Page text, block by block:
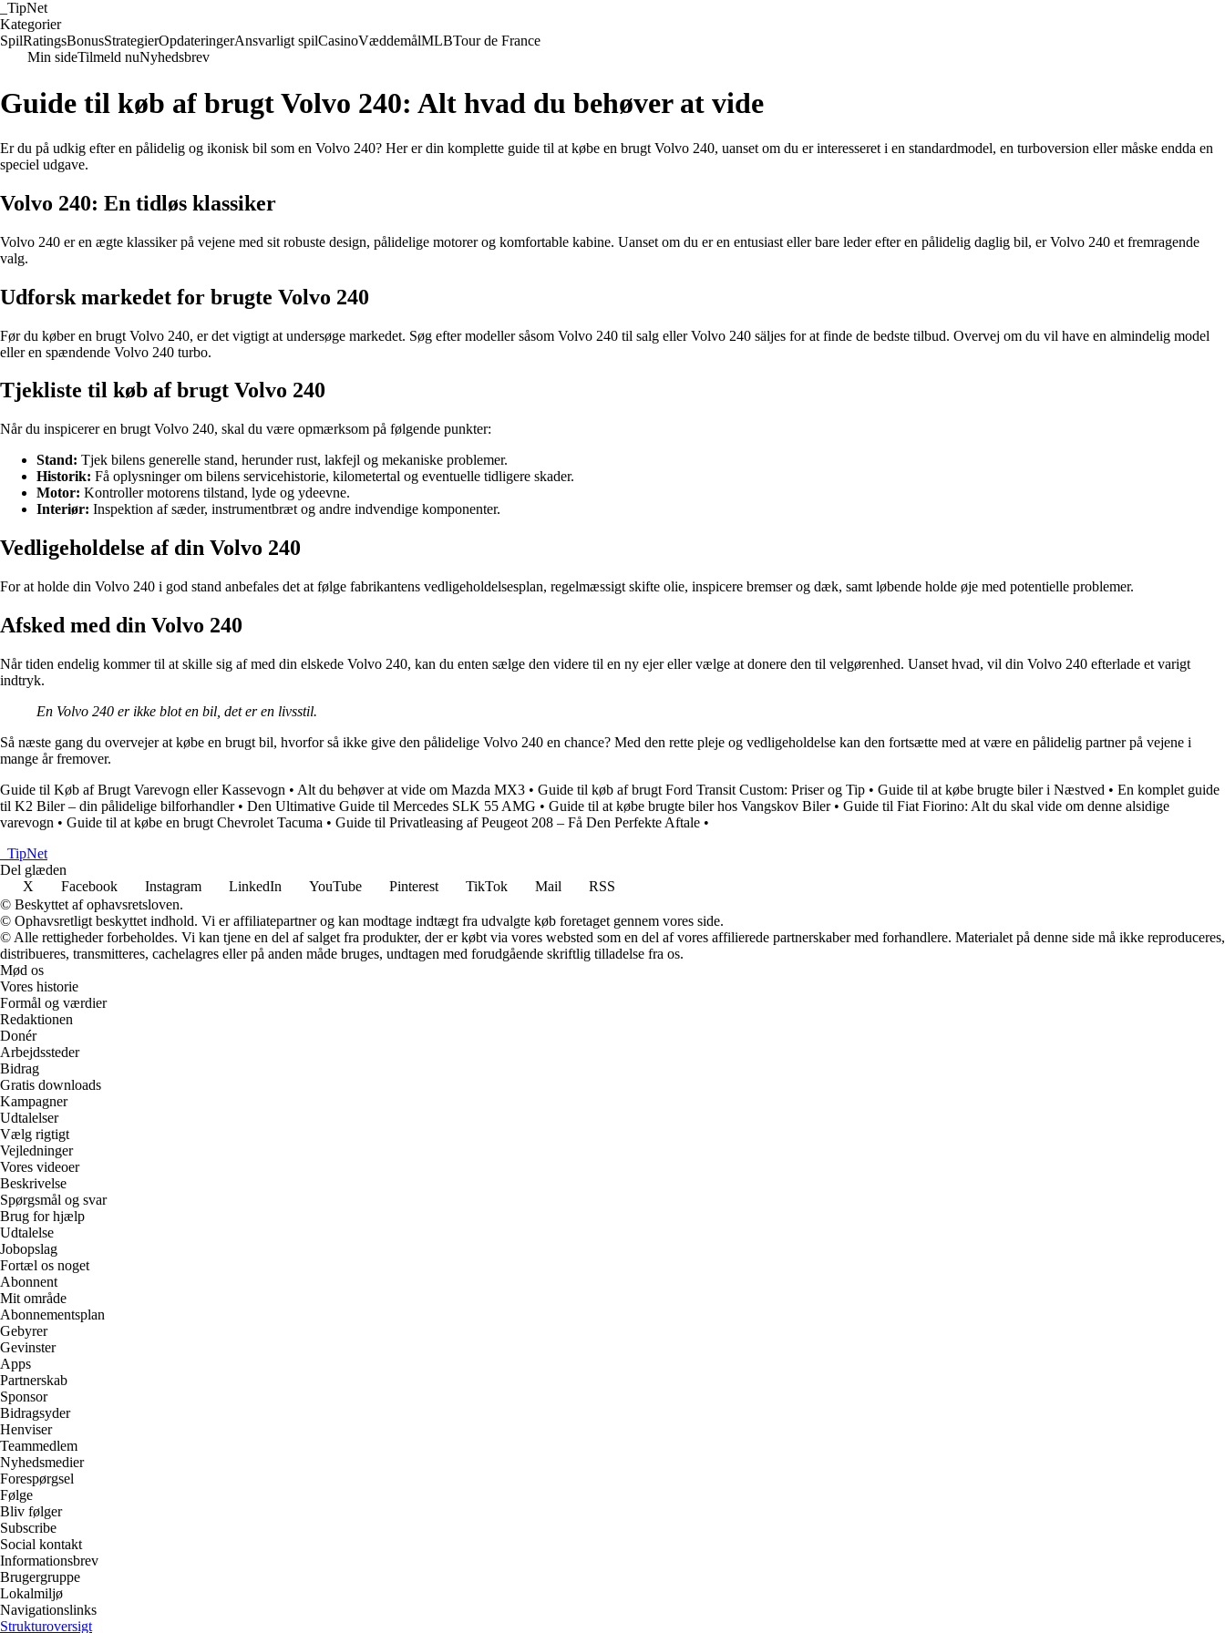
TipNet
Kategorier
SpilRatingsBonusStrategierOpdateringerAnsvarligt spilCasinoVæddemålMLBTour de France
Min sideTilmeld nuNyhedsbrev
Guide til køb af brugt Volvo 240: Alt hvad du behøver at vide
Er du på udkig efter en pålidelig og ikonisk bil som en Volvo 240? Her er din komplette guide til at købe en brugt Volvo 240, uanset om du er interesseret i en standardmodel, en turboversion eller måske endda en
speciel udgave.
Volvo 240: En tidløs klassiker
Volvo 240 er en ægte klassiker på vejene med sit robuste design, pålidelige motorer og komfortable kabine. Uanset om du er en entusiast eller bare leder efter en pålidelig daglig bil, er Volvo 240 et fremragende
valg.
Udforsk markedet for brugte Volvo 240
Før du køber en brugt Volvo 240, er det vigtigt at undersøge markedet. Søg efter modeller såsom Volvo 240 til salg eller Volvo 240 säljes for at finde de bedste tilbud. Overvej om du vil have en almindelig model
eller en spændende Volvo 240 turbo.
Tjekliste til køb af brugt Volvo 240
Når du inspicerer en brugt Volvo 240, skal du være opmærksom på følgende punkter:
Stand: Tjek bilens generelle stand, herunder rust, lakfejl og mekaniske problemer.
Historik: Få oplysninger om bilens servicehistorie, kilometertal og eventuelle tidligere skader.
Motor: Kontroller motorens tilstand, lyde og ydeevne.
Interiør: Inspektion af sæder, instrumentbræt og andre indvendige komponenter.
Vedligeholdelse af din Volvo 240
For at holde din Volvo 240 i god stand anbefales det at følge fabrikantens vedligeholdelsesplan, regelmæssigt skifte olie, inspicere bremser og dæk, samt løbende holde øje med potentielle problemer.
Afsked med din Volvo 240
Når tiden endelig kommer til at skille sig af med din elskede Volvo 240, kan du enten sælge den videre til en ny ejer eller vælge at donere den til velgørenhed. Uanset hvad, vil din Volvo 240 efterlade et varigt
indtryk.
En Volvo 240 er ikke blot en bil, det er en livsstil.
Så næste gang du overvejer at købe en brugt bil, hvorfor så ikke give den pålidelige Volvo 240 en chance? Med den rette pleje og vedligeholdelse kan den fortsætte med at være en pålidelig partner på vejene i
mange år fremover.
Guide til Køb af Brugt Varevogn eller Kassevogn • Alt du behøver at vide om Mazda MX3 • Guide til køb af brugt Ford Transit Custom: Priser og Tip • Guide til at købe brugte biler i Næstved • En komplet guide
til K2 Biler – din pålidelige bilforhandler• Den Ultimative Guide til Mercedes SLK 55 AMG • Guide til at købe brugte biler hos Vangskov Biler• Guide til Fiat Fiorino: Alt du skal vide om denne alsidige
varevogn • Guide til at købe en brugt Chevrolet Tacuma • Guide til Privatleasing af Peugeot 208 – Få Den Perfekte Aftale •
TipNet
Del glæden
X
Facebook Instagram LinkedIn YouTube Pinterest TikTok Mail
RSS
© Beskyttet af ophavsretsloven.
© Ophavsretligt beskyttet indhold. Vi er affiliatepartner og kan modtage indtægt fra udvalgte køb foretaget gennem vores side.
© Alle rettigheder forbeholdes. Vi kan tjene en del af salget fra produkter, der er købt via vores websted som en del af vores affilierede partnerskaber med forhandlere. Materialet på denne side må ikke reproduceres,
distribueres, transmitteres, cachelagres eller på anden måde bruges, undtagen med forudgående skriftlig tilladelse fra os.
Mød os
Vores historie
Formål og værdier
Redaktionen
Donér
Arbejdssteder
Bidrag
Gratis downloads
Kampagner
Udtalelser
Vælg rigtigt
Vejledninger
Vores videoer
Beskrivelse
Spørgsmål og svar
Brug for hjælp
Udtalelse
Jobopslag
Fortæl os noget
Abonnent
Mit område
Abonnementsplan
Gebyrer
Gevinster
Apps
Partnerskab
Sponsor
Bidragsyder
Henviser
Teammedlem
Nyhedsmedier
Forespørgsel
Følge
Bliv følger
Subscribe
Social kontakt
Informationsbrev
Brugergruppe
Lokalmiljø
Navigationslinks
Strukturoversigt